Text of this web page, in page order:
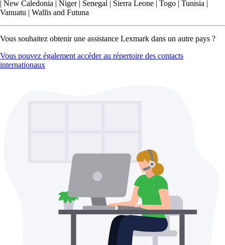
| New Caledonia | Niger | Senegal | Sierra Leone | Togo | Tunisia |
Vanuatu | Wallis and Futuna
Vous souhaitez obtenir une assistance Lexmark dans un autre pays ?
Vous pouvez également accéder au répertoire des contacts
internationaux